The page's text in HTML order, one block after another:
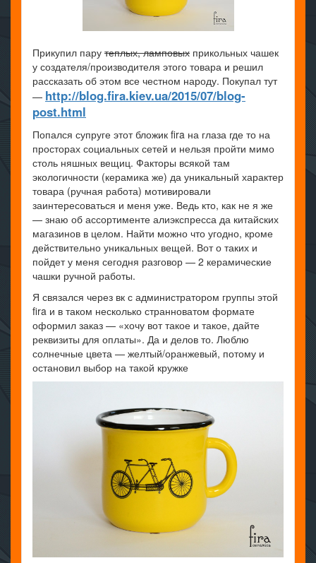
Прикупил пару теплых, ламповых прикольных чашек
у создателя/производителя этого товара и решил
рассказать об этом все честном народу. Покупал тут
— http://blog.fira.kiev.ua/2015/07/blog-
post.html
Попался супруге этот бложик fira на глаза где то на
просторах социальных сетей и нельзя пройти мимо
столь няшных вещиц. Факторы всякой там
экологичности (керамика же) да уникальный характер
товара (ручная работа) мотивировали
заинтересоваться и меня уже. Ведь кто, как не я же
— знаю об ассортименте алиэкспресса да китайских
магазинов в целом. Найти можно что угодно, кроме
действительно уникальных вещей. Вот о таких и
пойдет у меня сегодня разговор — 2 керамические
чашки ручной работы.
Я связался через вк с администратором группы этой
fira и в таком несколько странноватом формате
оформил заказ — «хочу вот такое и такое, дайте
реквизиты для оплаты». Да и делов то. Люблю
солнечные цвета — желтый/оранжевый, потому и
остановил выбор на такой кружке